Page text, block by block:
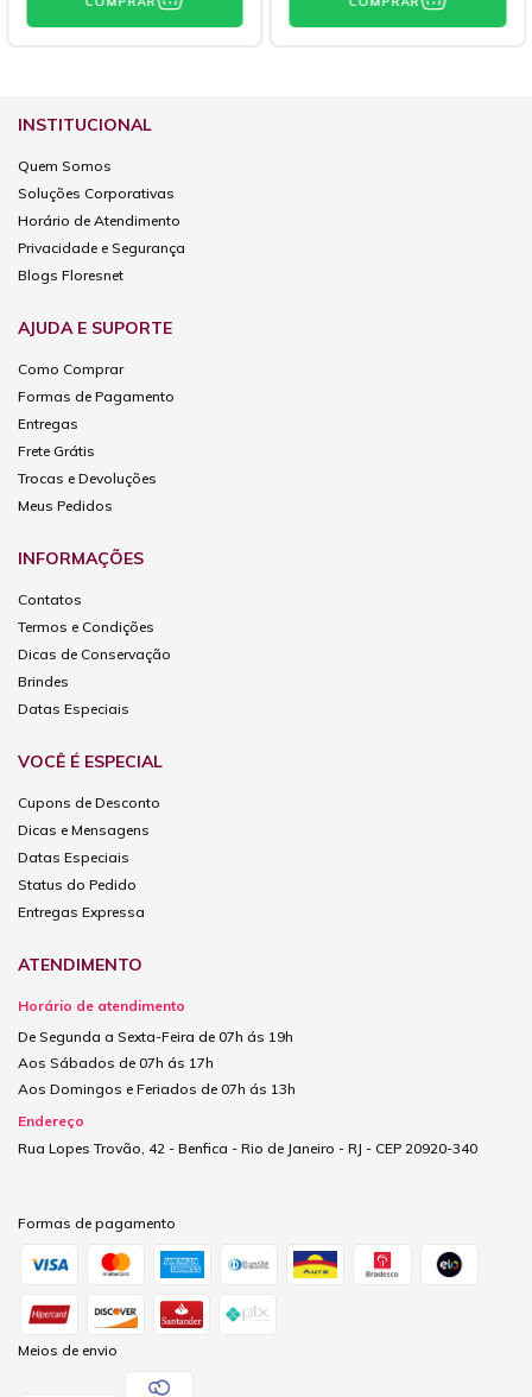
INSTITUCIONAL
Quem Somos
Soluções Corporativas
Horário de Atendimento
Privacidade e Segurança
Blogs Floresnet
AJUDA E SUPORTE
Como Comprar
Formas de Pagamento
Entregas
Frete Grátis
Trocas e Devoluções
Meus Pedidos
INFORMAÇÕES
Contatos
Termos e Condições
Dicas de Conservação
Brindes
Datas Especiais
VOCÊ É ESPECIAL
Cupons de Desconto
Dicas e Mensagens
Datas Especiais
Status do Pedido
Entregas Expressa
ATENDIMENTO
Horário de atendimento
De Segunda a Sexta-Feira de 07h ás 19h
Aos Sábados de 07h ás 17h
Aos Domingos e Feriados de 07h ás 13h
Endereço
Rua Lopes Trovão, 42 - Benfica - Rio de Janeiro - RJ - CEP 20920-340
Formas de pagamento
Meios de envio